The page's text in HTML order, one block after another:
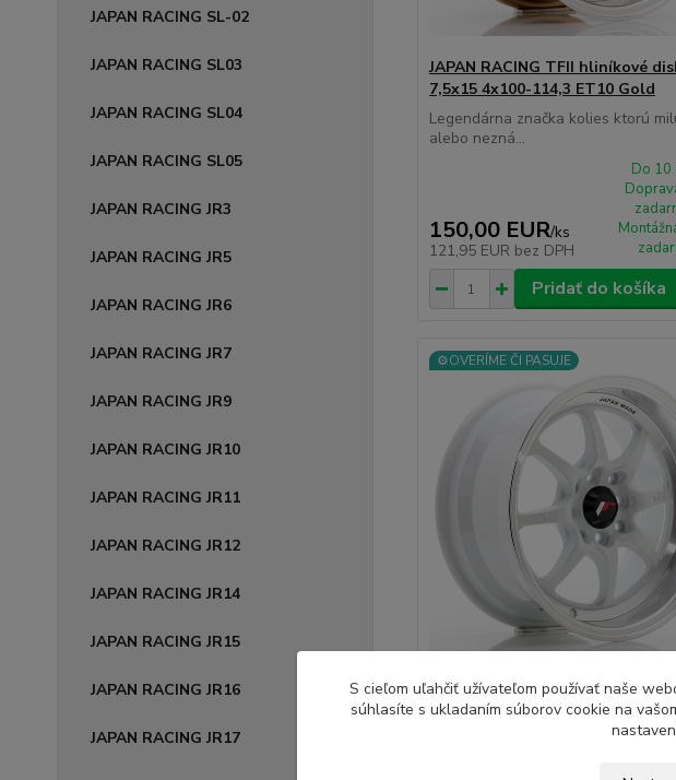
JAPAN RACING SL-02
JAPAN RACING SL03
JAPAN RACING SL04
JAPAN RACING SL05
JAPAN RACING JR3
JAPAN RACING JR5
JAPAN RACING JR6
JAPAN RACING JR7
JAPAN RACING JR9
JAPAN RACING JR10
JAPAN RACING JR11
JAPAN RACING JR12
JAPAN RACING JR14
JAPAN RACING JR15
JAPAN RACING JR16
JAPAN RACING JR17
JAPAN RACING TFII hliníkové
7,5x15 4x100-114,3 ET10 Gold
Legendárna značka kolies ktorú
alebo nezná...
150,00 EUR/ks
121,95 EUR bez DPH
Do 10
Pridať do košíka
⚙️OVERÍME ČI PASUJE
JAPAN RACING TFII hliníkové
7,5x15 4x100-114,3 ET30 White
Legendárna značka kolies ktorú
S cieľom uľahčiť užívateľom používať naše
súhlasíte s ukladaním súborov cookie na